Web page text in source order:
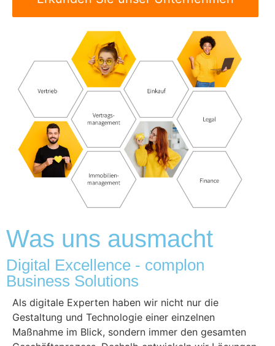
Was uns ausmacht
Digital Excellence - complon
Business Solutions
Als digitale Experten haben wir nicht nur die
Gestaltung und Technologie einer einzelnen
Maßnahme im Blick, sondern immer den gesamten